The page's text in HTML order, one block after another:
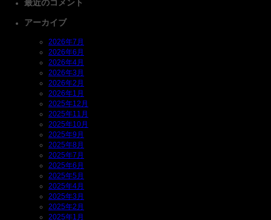
最近のコメント
アーカイブ
2026年7月
2026年6月
2026年4月
2026年3月
2026年2月
2026年1月
2025年12月
2025年11月
2025年10月
2025年9月
2025年8月
2025年7月
2025年6月
2025年5月
2025年4月
2025年3月
2025年2月
2025年1月